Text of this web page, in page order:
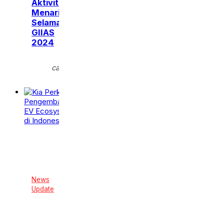
Aktivitas
Menarik
Selama
GIIAS
2024
calendar_month
News
Update